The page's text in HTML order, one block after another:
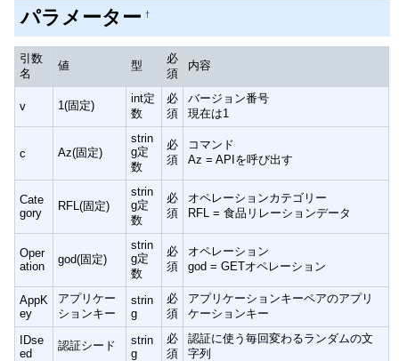
パラメーター †
引数
名
値 型
必
須
内容
v 1(固定)
int定
数
必
須
バージョン番号
現在は1
c Az(固定)
strin
g定
数
必
須
コマンド
Az = APIを呼び出す
Cate
gory
RFL(固定)
strin
g定
数
必
須
オペレーションカテゴリー
RFL = 食品リレーションデータ
Oper
ation
god(固定)
strin
g定
数
必
須
オペレーション
god = GETオペレーション
AppK
ey
アプリケー
ションキー
strin
g
必
須
アプリケーションキーペアのアプリ
ケーションキー
IDse
ed
認証シード
strin
g
必
須
認証に使う毎回変わるランダムの文
字列